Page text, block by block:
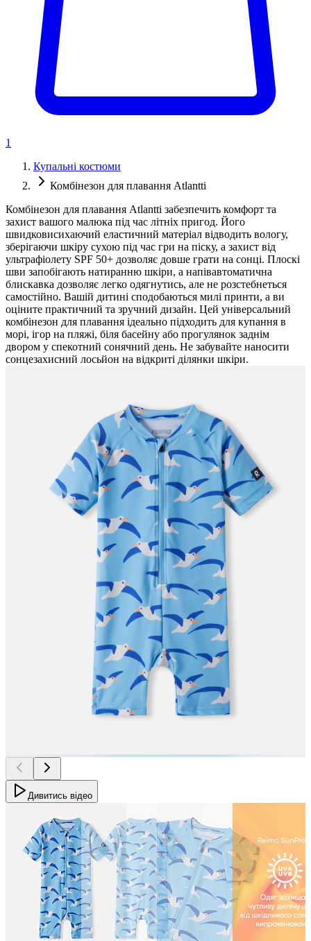
1
Купальні костюми
Комбінезон для плавання Atlantti
Комбінезон для плавання Atlantti забезпечить комфорт та
захист вашого малюка під час літніх пригод. Його
швидковисихаючий еластичний матеріал відводить вологу,
зберігаючи шкіру сухою під час гри на піску, а захист від
ультрафіолету SPF 50+ дозволяє довше грати на сонці. Плоскі
шви запобігають натиранню шкіри, а напівавтоматична
блискавка дозволяє легко одягнутись, але не розстебнеться
самостійно. Вашій дитині сподобаються милі принти, а ви
оціните практичний та зручний дизайн. Цей універсальний
комбінезон для плавання ідеально підходить для купання в
морі, ігор на пляжі, біля басейну або прогулянок заднім
двором у спекотний сонячний день. Не забувайте наносити
сонцезахисний лосьйон на відкриті ділянки шкіри.
Дивитись відео